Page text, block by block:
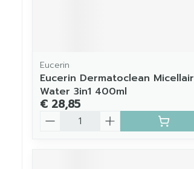
Eucerin
Eucerin Dermatoclean Micellair
Water 3in1 400ml
€ 28,85